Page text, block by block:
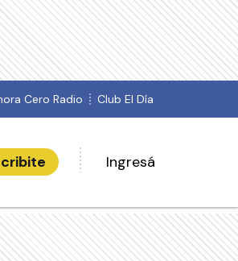
Cero Radio Club El Día
Ingresá